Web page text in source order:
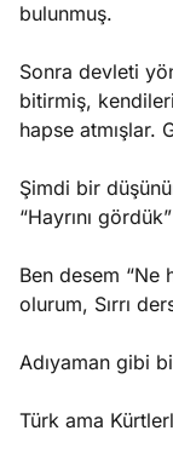
bulunmuş.
Sonra devleti
bitirmiş,
hapse atmışlar.
Şimdi bir
“Hayrını
Ben desem “Ne
olurum, Sırrı
Adıyaman gibi
Türk ama